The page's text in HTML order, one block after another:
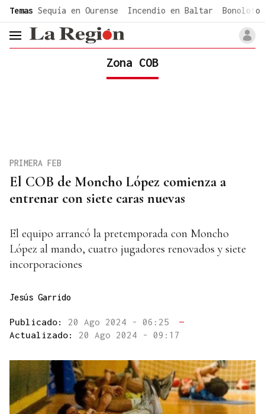
common.go-to-content
Temas Sequía en Ourense Incendio en Baltar Bonoloto
header.menu.open
Zona COB
El COB de Moncho López comienza a
entrenar con siete caras nuevas
PRIMERA FEB
El equipo arrancó la pretemporada con Moncho
López al mando, cuatro jugadores renovados y siete
incorporaciones
Jesús Garrido
Publicado: 20 Ago 2024 - 06:25
—
Actualizado: 20 Ago 2024 - 09:17